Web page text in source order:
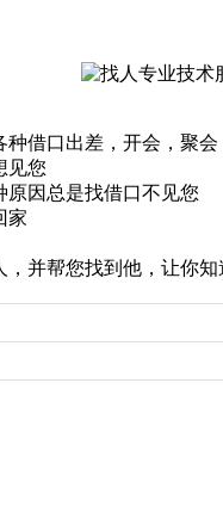
借口出差，开会，聚会
见您
原因总是找借口不见您
家
并帮您找到他，让你知